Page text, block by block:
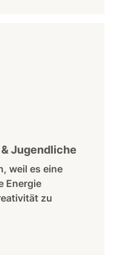
Jugendliche
weil es eine
Energie
zu